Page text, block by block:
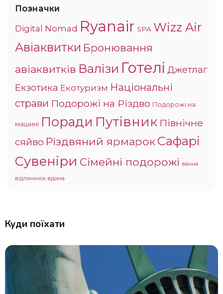
Позначки
Digital Nomad Ryanair SPA Wizz Air
Авіаквитки Бронювання
авіаквитків Валізи Готелі Джетлаг
Екзотика Екотуризм Національні
страви Подорожі на Різдво Подорожі на
машині Поради Путівник Північне
сяйво Різдвяний ярмарокСафарі
Сувеніри Сімейні подорожі ванна
відпочинок вдома
Куди поїхати